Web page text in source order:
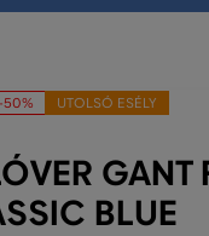
50% UTOLSÓ ESÉLY
BLUE